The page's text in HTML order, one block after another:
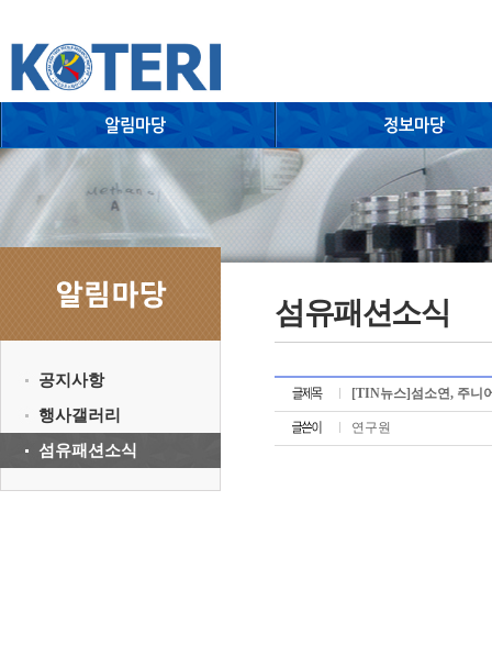
공지사항
행사갤러리
섬유패션소식
섬유패션소식
[TIN뉴스]섬소연, 주니
연구원